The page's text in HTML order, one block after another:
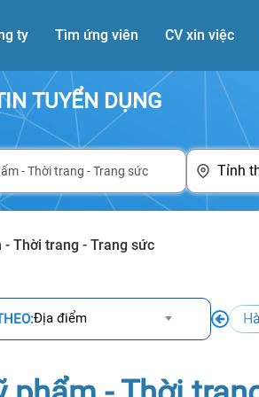
ty Tìm ứng viên CV xin việc
TUYỂN DỤNG
Tỉnh
Thời trang - Trang sức
Địa điểm